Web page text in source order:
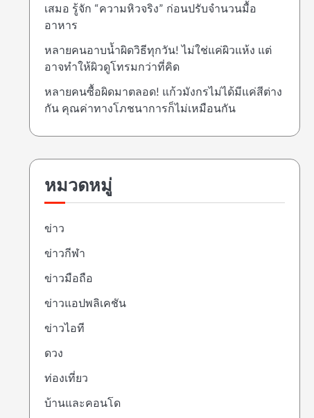
เสมอ รู้จัก “ความหิวจริง” ก่อนปรับจำนวนมื้อ
อาหาร
หลายคนอาบน้ำผิดวิธีทุกวัน! ไม่ใช่แค่ผิวแห้ง แต่
อาจทำให้ผิวดูโทรมกว่าที่คิด
หลายคนซื้อผิดมาตลอด! แก้วมังกรไม่ได้มีแค่สีต่าง
กัน คุณค่าทางโภชนาการก็ไม่เหมือนกัน
หมวดหมู่
ข่าว
ข่าวกีฬา
ข่าวมือถือ
ข่าวแอปพลิเคชัน
ข่าวไอที
ดวง
ท่องเที่ยว
บ้านและคอนโด